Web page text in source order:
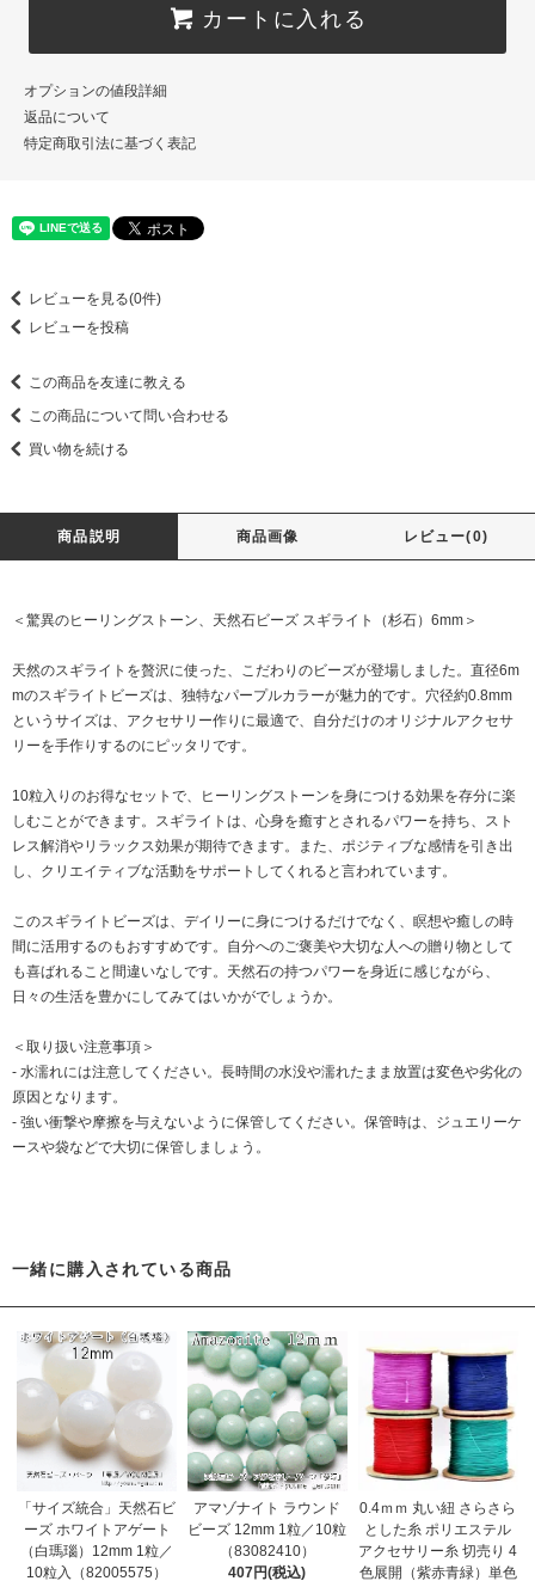
カートに入れる
オプションの値段詳細
返品について
特定商取引法に基づく表記
レビューを見る(0件)
レビューを投稿
この商品を友達に教える
この商品について問い合わせる
買い物を続ける
商品説明 商品画像 レビュー(0)
＜驚異のヒーリングストーン、天然石ビーズ スギライト（杉石）6mm＞
天然のスギライトを贅沢に使った、こだわりのビーズが登場しました。直径6m
mのスギライトビーズは、独特なパープルカラーが魅力的です。穴径約0.8mm
というサイズは、アクセサリー作りに最適で、自分だけのオリジナルアクセサ
リーを手作りするのにピッタリです。
10粒入りのお得なセットで、ヒーリングストーンを身につける効果を存分に楽
しむことができます。スギライトは、心身を癒すとされるパワーを持ち、スト
レス解消やリラックス効果が期待できます。また、ポジティブな感情を引き出
し、クリエイティブな活動をサポートしてくれると言われています。
このスギライトビーズは、デイリーに身につけるだけでなく、瞑想や癒しの時
間に活用するのもおすすめです。自分へのご褒美や大切な人への贈り物として
も喜ばれること間違いなしです。天然石の持つパワーを身近に感じながら、
日々の生活を豊かにしてみてはいかがでしょうか。
＜取り扱い注意事項＞
- 水濡れには注意してください。長時間の水没や濡れたまま放置は変色や劣化の
原因となります。
- 強い衝撃や摩擦を与えないように保管してください。保管時は、ジュエリーケ
ースや袋などで大切に保管しましょう。
一緒に購入されている商品
「サイズ統合」天然石ビ
ーズ ホワイトアゲート
（白瑪瑙）12mm 1粒／
10粒入（82005575）
アマゾナイト ラウンド
ビーズ 12mm 1粒／10粒
（83082410）
407円(税込)
0.4ｍｍ 丸い紐 さらさら
とした糸 ポリエステル
アクセサリー糸 切売り 4
色展開（紫赤青緑）単色